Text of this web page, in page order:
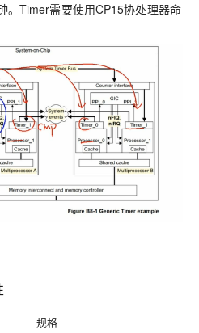
。Timer需要使用CP15协处理器命
规格